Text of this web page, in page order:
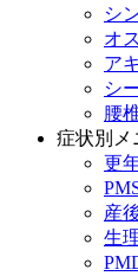
シ
オ
ア
シ
腰
症状別メ
更
産
生